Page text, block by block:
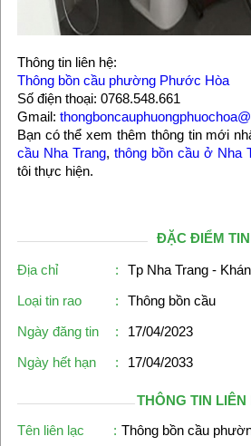
Thông tin liên hệ:
Thông bồn cầu phường Phước Hòa
Số điện thoại: 0768.548.661
Gmail:
Bạn có thể xem thêm thông tin mới
cầu Nha Trang, thông bồn cầu ở Nha
tôi thực hiện.
ĐẶC ĐIỂM TIN
Địa chỉ :
Tp Nha Trang -
Loại tin rao
:
Thông bồn cầu
Ngày đăng tin
:
17/04/2023
Ngày hết hạn
: 17/04/2033
THÔNG TIN LIÊN
Tên liên lạc
: Thông bồn cầu